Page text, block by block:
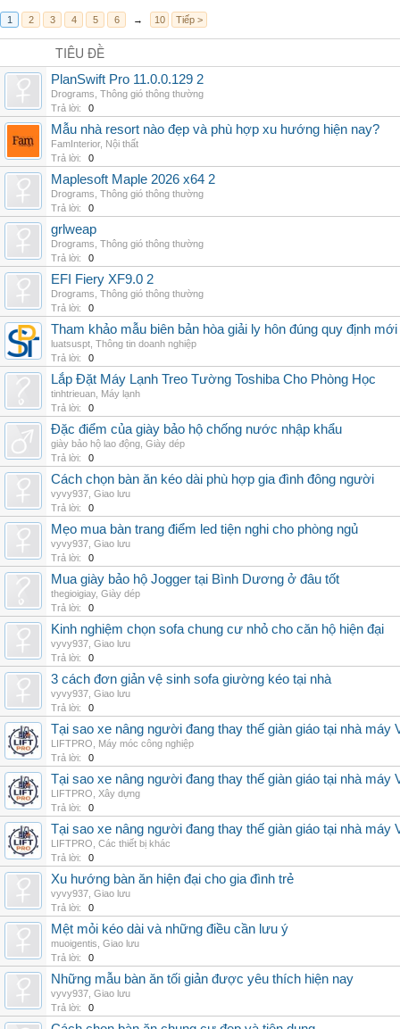
1 2 3 4 5 6 → 10 Tiếp >
TIÊU ĐỀ
PlanSwift Pro 11.0.0.129 2
Drograms Thông gió thông thường
Trả lời:
0
Mẫu nhà resort nào đẹp và phù hợp xu hướng hiện nay?
FamInterior, Nội thất
Trả lời:
0
Maplesoft Maple 2026 x64 2
Drograms Thông gió thông thường
Trả lời:
0
grlweap
Drograms Thông gió thông thường
Trả lời:
0
EFI Fiery XF9.0 2
Drograms Thông gió thông thường
Trả lời:
0
Tham khảo mẫu biên bản hòa giải ly hôn đúng quy định mới
luatsuspt Thông tin doanh nghiệp
Trả lời:
0
Lắp Đặt Máy Lạnh Treo Tường Toshiba Cho Phòng Học
tinhtrieuan Máy lạnh
Trả lời:
0
Đặc điểm của giày bảo hộ chống nước nhập khẩu
giày bảo hộ lao động Giày dép
Trả lời:
0
Cách chọn bàn ăn kéo dài phù hợp gia đình đông người
vyvy937 Giao lưu
Trả lời:
0
Mẹo mua bàn trang điểm led tiện nghi cho phòng ngủ
vyvy937 Giao lưu
Trả lời:
0
Mua giày bảo hộ Jogger tại Bình Dương ở đâu tốt
thegioigiay, Giày dép
Trả lời:
0
Kinh nghiệm chọn sofa chung cư nhỏ cho căn hộ hiện đại
vyvy937 Giao lưu
Trả lời:
0
3 cách đơn giản vệ sinh sofa giường kéo tại nhà
vyvy937 Giao lưu
Trả lời:
0
Tại sao xe nâng người đang thay thế giàn giáo tại nhà máy
LIFTPRO
Máy móc công nghiệp
Trả lời:
0
Tại sao xe nâng người đang thay thế giàn giáo tại nhà máy
LIFTPRO
Xây dựng
Trả lời:
0
Tại sao xe nâng người đang thay thế giàn giáo tại nhà máy
LIFTPRO Các thiết bị khác
Trả lời:
0
Xu hướng bàn ăn hiện đại cho gia đình trẻ
vyvy937 Giao lưu
Trả lời:
0
Mệt mỏi kéo dài và những điều cần lưu ý
muoigentis Giao lưu
Trả lời:
0
Những mẫu bàn ăn tối giản được yêu thích hiện nay
vyvy937 Giao lưu
Trả lời:
0